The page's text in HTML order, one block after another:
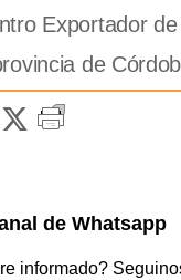
Exportador
de
de Whatsapp
informado?